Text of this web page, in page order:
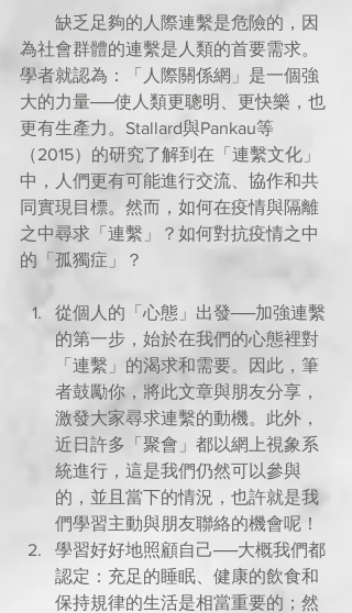
為社會群體的連繫是人類的首要需求。
學者就認為：「人際關係網」是一個強
大的力量──使人類更聰明、更快樂，也
更有生產力。Stallard與Pankau等
（2015）的研究了解到在「連繫文化」
中，人們更有可能進行交流、協作和共
同實現目標。然而，如何在疫情與隔離
之中尋求「連繫」？如何對抗疫情之中
的「孤獨症」？
從個人的「心態」出發──加強連繫
的第一步，始於在我們的心態裡對
「連繫」的渴求和需要。因此，筆
者鼓勵你，將此文章與朋友分享，
激發大家尋求連繫的動機。此外，
近日許多「聚會」都以網上視象系
統進行，這是我們仍然可以參與
的，並且當下的情況，也許就是我
們學習主動與朋友聯絡的機會呢！
學習好好地照顧自己──大概我們都
認定：充足的睡眠、健康的飲食和
保持規律的生活是相當重要的；然